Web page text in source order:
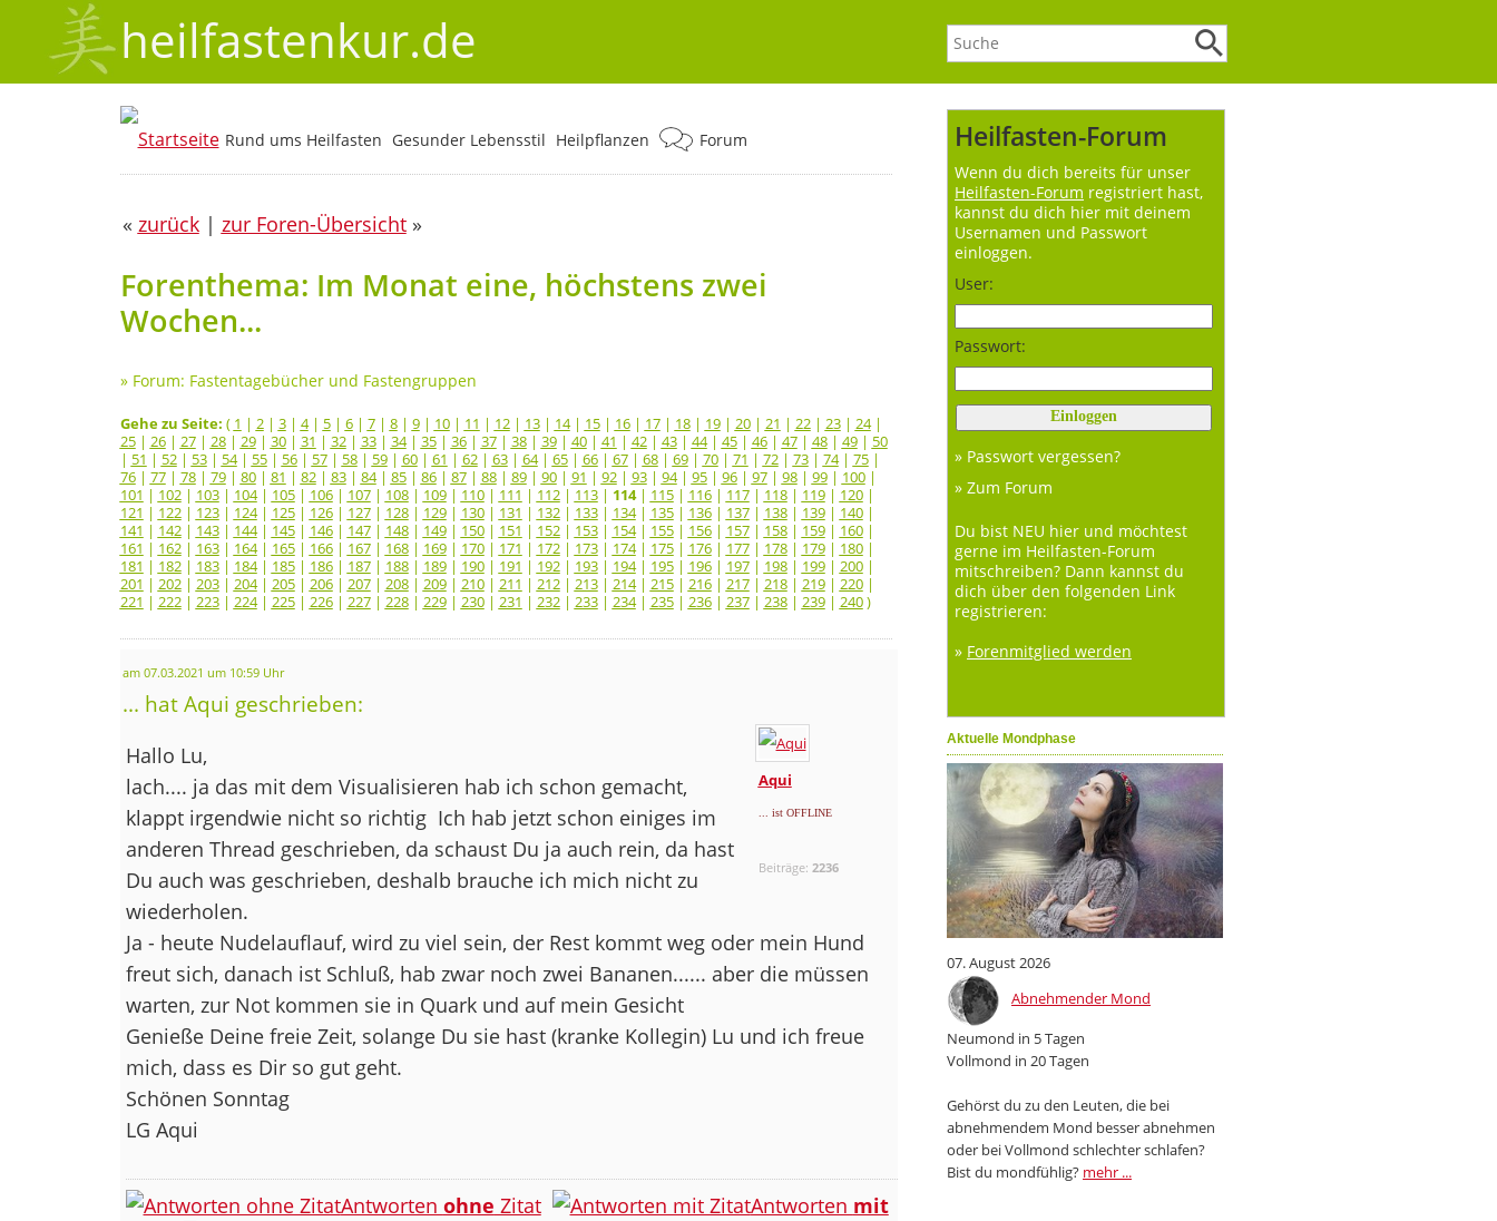
heilfastenkur.de
Heilfasten-Forum
Wenn du dich bereits für unser
Heilfasten-Forum registriert hast,
kannst du dich hier mit deinem
Usernamen und Passwort
einloggen.
User:
Passwort:
» Passwort vergessen?
» Zum Forum
Du bist NEU hier und möchtest
gerne im Heilfasten-Forum
mitschreiben? Dann kannst du
dich über den folgenden Link
registrieren:
» Forenmitglied werden
Aktuelle Mondphase
07. August 2026
Abnehmender Mond
Neumond in 5 Tagen
Vollmond in 20 Tagen
Gehörst du zu den Leuten, die bei
abnehmendem Mond besser abnehmen
oder bei Vollmond schlechter schlafen?
Bist du mondfühlig? mehr ...
Rund ums Heilfasten Gesunder Lebensstil Heilpflanzen Forum
« zurück| zur Foren-Übersicht»
Forenthema: Im Monat eine, höchstens zwei
Wochen...
» Forum: Fastentagebücher und Fastengruppen
Gehe zu Seite: ( 1 | 2| 3| 4| 5| 6| 7| 8| 9| 10| 11 | 12| 13| 14| 15| 16| 17| 18| 19| 20| 21 | 22| 23| 24|
25| 26| 27| 28| 29| 30| 31 | 32| 33| 34| 35| 36| 37| 38| 39| 40| 41 | 42| 43| 44| 45| 46| 47| 48| 49| 50
| 51 | 52| 53| 54| 55| 56| 57| 58| 59| 60| 61 | 62| 63| 64| 65| 66| 67| 68| 69| 70| 71 | 72| 73| 74| 75|
76| 77| 78| 79| 80| 81 | 82| 83| 84| 85| 86| 87| 88| 89| 90| 91 | 92| 93| 94| 95| 96| 97| 98| 99| 100|
101 | 102| 103| 104| 105| 106| 107| 108| 109| 110| 111 | 112| 113| 114| 115| 116| 117| 118| 119| 120|
121 | 122| 123| 124| 125| 126| 127| 128| 129| 130| 131 | 132| 133| 134| 135| 136| 137| 138| 139| 140|
141 | 142| 143| 144| 145| 146| 147| 148| 149| 150| 151 | 152| 153| 154| 155| 156| 157| 158| 159| 160|
161 | 162| 163| 164| 165| 166| 167| 168| 169| 170| 171 | 172| 173| 174| 175| 176| 177| 178| 179| 180|
181 | 182| 183| 184| 185| 186| 187| 188| 189| 190| 191 | 192| 193| 194| 195| 196| 197| 198| 199| 200|
201 | 202| 203| 204| 205| 206| 207| 208| 209| 210| 211 | 212| 213| 214| 215| 216| 217| 218| 219| 220|
221 | 222| 223| 224| 225| 226| 227| 228| 229| 230| 231 | 232| 233| 234| 235| 236| 237| 238| 239| 240)
am 07.03.2021 um 10:59 Uhr
... hat Aqui geschrieben:
Aqui
... ist OFFLINE
Beiträge: 2236
Hallo Lu,
lach.... ja das mit dem Visualisieren hab ich schon gemacht,
klappt irgendwie nicht so richtig Ich hab jetzt schon einiges im
anderen Thread geschrieben, da schaust Du ja auch rein, da hast
Du auch was geschrieben, deshalb brauche ich mich nicht zu
wiederholen.
Ja - heute Nudelauflauf, wird zu viel sein, der Rest kommt weg oder mein Hund
freut sich, danach ist Schluß, hab zwar noch zwei Bananen...... aber die müssen
warten, zur Not kommen sie in Quark und auf mein Gesicht
Genieße Deine freie Zeit, solange Du sie hast (kranke Kollegin) Lu und ich freue
mich, dass es Dir so gut geht.
Schönen Sonntag
LG Aqui
Antworten ohne Zitat Antworten mit